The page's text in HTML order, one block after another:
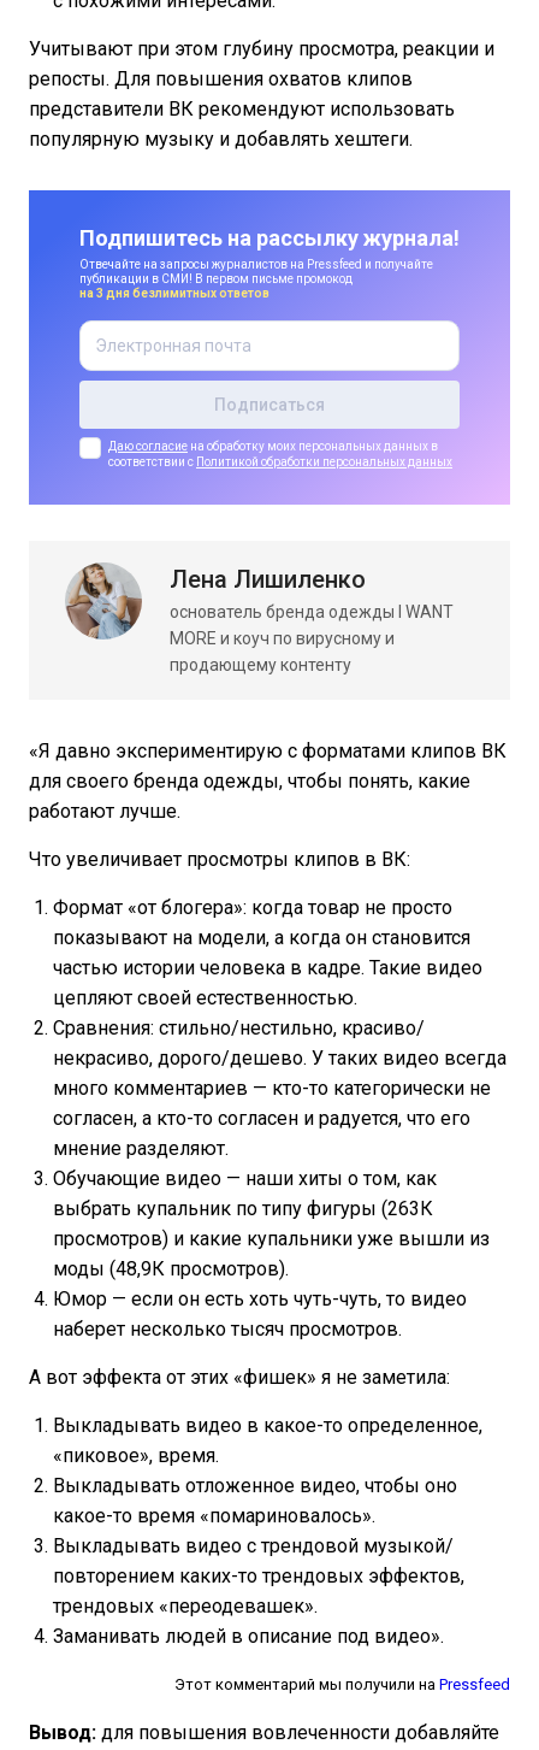
Учитывают при этом глубину просмотра, реакции и
репосты. Для повышения охватов клипов
представители ВК рекомендуют использовать
популярную музыку и добавлять хештеги.
Подпишитесь на рассылку журнала!
Отвечайте на запросы журналистов на Pressfeed и получайте
публикации в СМИ! В первом письме промокод
на 3 дня безлимитных ответов
Даю согласие на обработку моих персональных данных в
соответствии с
Политикой обработки персональных данных
Лена Лишиленко
основатель бренда одежды I WANT
MORE и коуч по вирусному и
продающему контенту
«Я давно экспериментирую с форматами клипов ВК
для своего бренда одежды, чтобы понять, какие
работают лучше.
Что увеличивает просмотры клипов в ВК:
Формат «от блогера»: когда товар не просто
показывают на модели, а когда он становится
частью истории человека в кадре. Такие видео
цепляют своей естественностью.
Сравнения: стильно/нестильно, красиво/
некрасиво, дорого/дешево. У таких видео всегда
много комментариев — кто-то категорически не
согласен, а кто-то согласен и радуется, что его
мнение разделяют.
Обучающие видео — наши хиты о том, как
выбрать купальник по типу фигуры (263К
просмотров) и какие купальники уже вышли из
моды (48,9К просмотров).
Юмор — если он есть хоть чуть-чуть, то видео
наберет несколько тысяч просмотров.
А вот эффекта от этих «фишек» я не заметила:
Выкладывать видео в какое-то определенное,
«пиковое», время.
Выкладывать отложенное видео, чтобы оно
какое-то время «помариновалось».
Выкладывать видео с трендовой музыкой/
повторением каких-то трендовых эффектов,
трендовых «переодевашек».
Заманивать людей в описание под видео».
Этот комментарий мы получили на Pressfeed
Вывод: для повышения вовлеченности добавляйте